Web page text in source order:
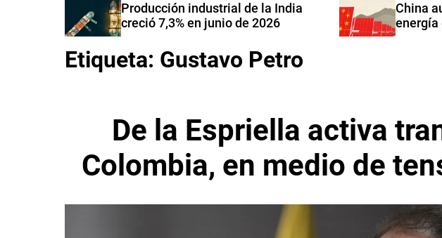
Producción industrial de la India
creció 7,3% en junio de 2026
China
energía
Etiqueta: Gustavo Petro
De la Espriella activa
Colombia, en medio de